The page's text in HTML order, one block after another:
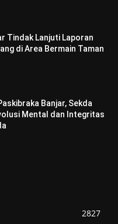
Tindak Lanjuti Laporan
di Area Bermain Taman
Banjar, Sekda
Mental dan Integritas
2827